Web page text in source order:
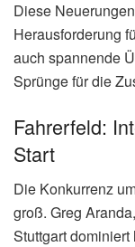
Diese
Herausforderung
auch spannende
Sprünge für die
Fahrerfeld:
Start
Die Konkurrenz
groß. Greg
Stuttgart